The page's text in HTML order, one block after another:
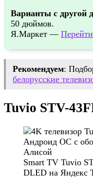
Варианты с другой
50 дюймов.
Я.Маркет — Перейти
Рекомендуем:
белорусские
Tuvio STV-
Smart TV Tuvio
DLED на Яндекс